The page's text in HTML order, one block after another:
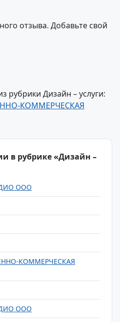
отзыва. Добавьте свой
рубрики Дизайн – услуги:
КОММЕРЧЕСКАЯ
в рубрике «Дизайн –
ООО
КОММЕРЧЕСКАЯ
ООО